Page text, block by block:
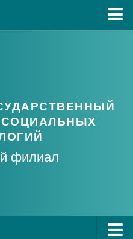
СОЦИАЛЬНЫХ
филиал